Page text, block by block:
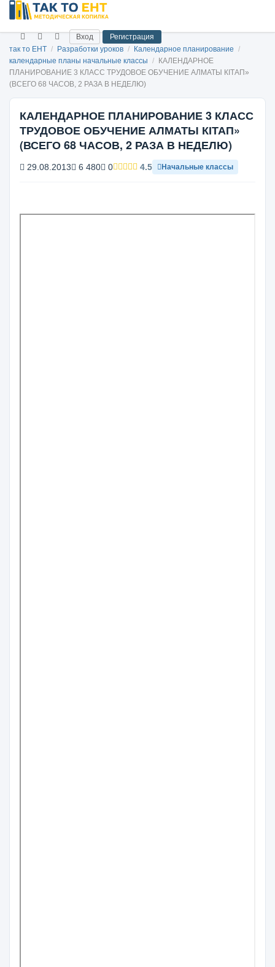
Вход
Регистрация
так то ЕНТ / Разработки уроков / Календарное планирование /
календарные планы начальные классы /
КАЛЕНДАРНОЕ
ПЛАНИРОВАНИЕ 3 КЛАСС ТРУДОВОЕ ОБУЧЕНИЕ АЛМАТЫ КІТАП»
(ВСЕГО 68 ЧАСОВ, 2 РАЗА В НЕДЕЛЮ)
КАЛЕНДАРНОЕ ПЛАНИРОВАНИЕ 3 КЛАСС
ТРУДОВОЕ ОБУЧЕНИЕ АЛМАТЫ КІТАП»
(ВСЕГО 68 ЧАСОВ, 2 РАЗА В НЕДЕЛЮ)
29.08.2013 6 480 0 4.5 Начальные классы